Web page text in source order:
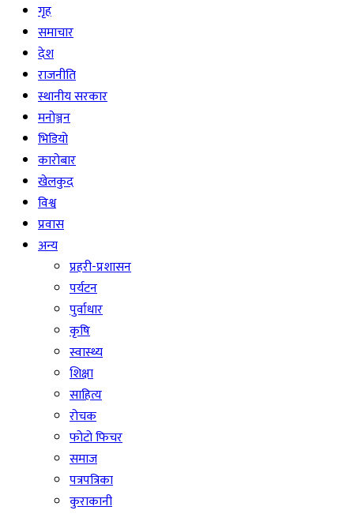
गृह
समाचार
देश
राजनीति
स्थानीय सरकार
मनोञ्जन
भिडियो
कारोबार
खेलकुद
विश्व
प्रवास
अन्य
प्रहरी-प्रशासन
पर्यटन
पुर्वाधार
कृषि
स्वास्थ्य
शिक्षा
साहित्य
रोचक
फोटो फिचर
समाज
पत्रपत्रिका
कुराकानी